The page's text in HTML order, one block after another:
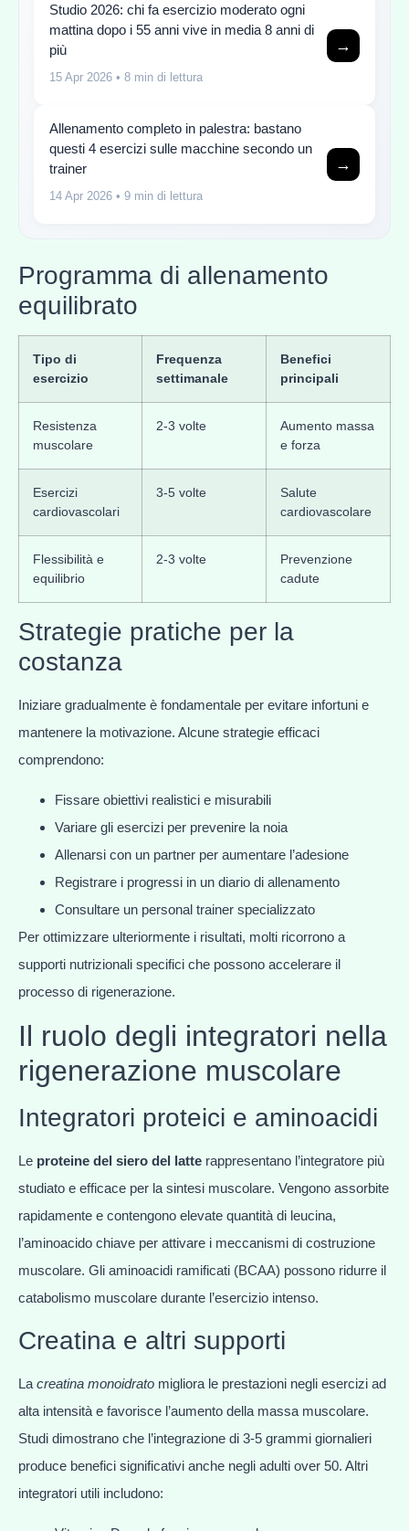
Studio 2026: chi fa esercizio moderato ogni
mattina dopo i 55 anni vive in media 8 anni di
più
15 Apr 2026 • 8 min di lettura
→
Allenamento completo in palestra: bastano
questi 4 esercizi sulle macchine secondo un
trainer
14 Apr 2026 • 9 min di lettura
→
Programma di allenamento
equilibrato
Tipo di
esercizio
Frequenza
settimanale
Benefici
principali
Resistenza
muscolare
2-3 volte
Aumento massa
e forza
Esercizi
cardiovascolari
3-5 volte
Salute
cardiovascolare
Flessibilità e
equilibrio
2-3 volte
Prevenzione
cadute
Strategie pratiche per la
costanza
Iniziare gradualmente è fondamentale per evitare infortuni e
mantenere la motivazione. Alcune strategie efficaci
comprendono:
Fissare obiettivi realistici e misurabili
Variare gli esercizi per prevenire la noia
Allenarsi con un partner per aumentare l’adesione
Registrare i progressi in un diario di allenamento
Consultare un personal trainer specializzato
Per ottimizzare ulteriormente i risultati, molti ricorrono a
supporti nutrizionali specifici che possono accelerare il
processo di rigenerazione.
Il ruolo degli integratori nella
rigenerazione muscolare
Integratori proteici e aminoacidi
Le proteine del siero del latte rappresentano l’integratore più
studiato e efficace per la sintesi muscolare. Vengono assorbite
rapidamente e contengono elevate quantità di leucina,
l’aminoacido chiave per attivare i meccanismi di costruzione
muscolare. Gli aminoacidi ramificati (BCAA) possono ridurre il
catabolismo muscolare durante l’esercizio intenso.
Creatina e altri supporti
La creatina monoidrato migliora le prestazioni negli esercizi ad
alta intensità e favorisce l’aumento della massa muscolare.
Studi dimostrano che l’integrazione di 3-5 grammi giornalieri
produce benefici significativi anche negli adulti over 50. Altri
integratori utili includono: